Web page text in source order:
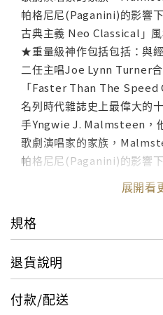
帕格尼尼(Paganini)的影響
古典主義 Neo Classical」
★重量級神作包括包括：與
二任主唱Joe Lynn Turner
「Faster Than The Speed
名列時代雜誌史上最偉大的
手Yngwie J. Malmsteen，
歌劇演唱家的家族，
帕格尼尼(Paganini)的影響
古典主義 Neo Classical」
Yngwie J. Malmsteen在五
1970年的九月十八日這一天
吉他傳奇Jimi Hendrix過世
Hendrix在1967年美國加州
響震撼觀眾，毀壞吉他，像
展開看
規格
退貨說明
付款/配送